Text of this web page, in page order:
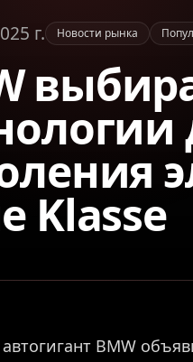
г. Новости рынка
Klasse
BMW